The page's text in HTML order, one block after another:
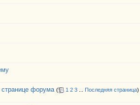
странице форума ( 1 2 3 Последняя страница)